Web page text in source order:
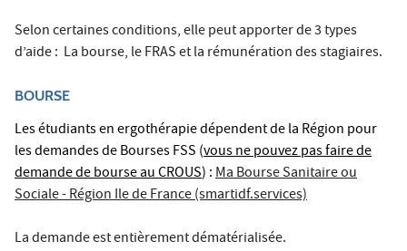
Selon certaines conditions, elle peut apporter de 3 types
d’aide : La bourse, le FRAS et la rémunération des stagiaires.
BOURSE
Les étudiants en ergothérapie dépendent de la Région pour
les demandes de Bourses FSS (vous ne pouvez pas faire de
demande de bourse au CROUS) :Ma Bourse Sanitaire ou
Sociale - Région Ile de France (smartidf.services)
La demande est entièrement dématérialisée.